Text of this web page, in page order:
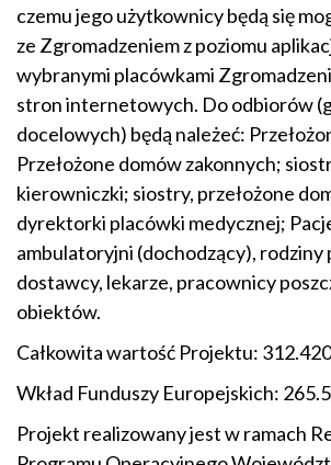
czemu jego użytkownicy będą się
ze Zgromadzeniem z poziomu
wybranymi placówkami
stron internetowych. Do odbiorów
docelowych) będą należeć:
Przełożone domów zakonnych;
kierowniczki; siostry, przełożone
dyrektorki placówki medycznej;
ambulatoryjni (dochodzący), rodziny
dostawcy, lekarze, pracownicy
obiektów.
Całkowita wartość Projektu:
Wkład Funduszy Europejskich:
Projekt realizowany jest w ramach